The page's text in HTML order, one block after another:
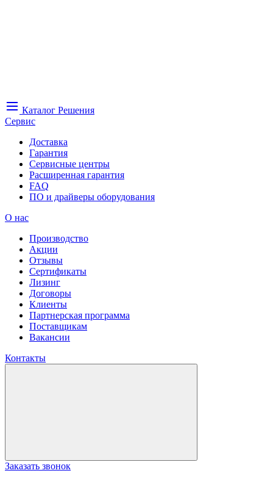
Каталог Решения
Сервис
Доставка
Гарантия
Сервисные центры
Расширенная гарантия
FAQ
ПО и драйверы оборудования
О нас
Производство
Акции
Отзывы
Сертификаты
Лизинг
Договоры
Клиенты
Партнерская программа
Поставщикам
Вакансии
Контакты
Заказать звонок